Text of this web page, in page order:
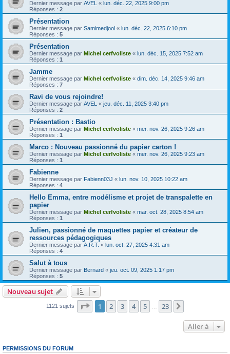
Dernier message par AVEL « lun. déc. 22, 2025 9:00 pm
Réponses : 2
Présentation
Dernier message par Samimedjool « lun. déc. 22, 2025 6:10 pm
Réponses : 5
Présentation
Dernier message par Michel cerfvoliste « lun. déc. 15, 2025 7:52 am
Réponses : 1
Jamme
Dernier message par Michel cerfvoliste « dim. déc. 14, 2025 9:46 am
Réponses : 7
Ravi de vous rejoindre!
Dernier message par AVEL « jeu. déc. 11, 2025 3:40 pm
Réponses : 2
Présentation : Bastio
Dernier message par Michel cerfvoliste « mer. nov. 26, 2025 9:26 am
Réponses : 1
Marco : Nouveau passionné du papier carton !
Dernier message par Michel cerfvoliste « mer. nov. 26, 2025 9:23 am
Réponses : 1
Fabienne
Dernier message par Fabienn03J « lun. nov. 10, 2025 10:22 am
Réponses : 4
Hello Emma, entre modélisme et projet de transpalette en
papier
Dernier message par Michel cerfvoliste « mar. oct. 28, 2025 8:54 am
Réponses : 1
Julien, passionné de maquettes papier et créateur de
ressources pédagogiques
Dernier message par A.R.T. « lun. oct. 27, 2025 4:31 am
Réponses : 4
Salut à tous
Dernier message par Bernard « jeu. oct. 09, 2025 1:17 pm
Réponses : 5
Nouveau sujet
1121 sujets Page 1sur23
1 2 3 4 5 … 23
Aller à
PERMISSIONS DU FORUM